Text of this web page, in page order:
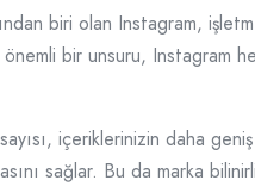
biri olan Instagram,
bir unsuru, Instagram
içeriklerinizin daha
sağlar. Bu da marka